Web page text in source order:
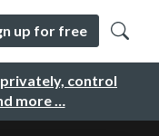
control
more …
up for free